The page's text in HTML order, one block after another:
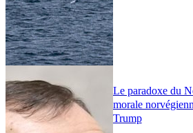
Le paradoxe du
morale
Trump